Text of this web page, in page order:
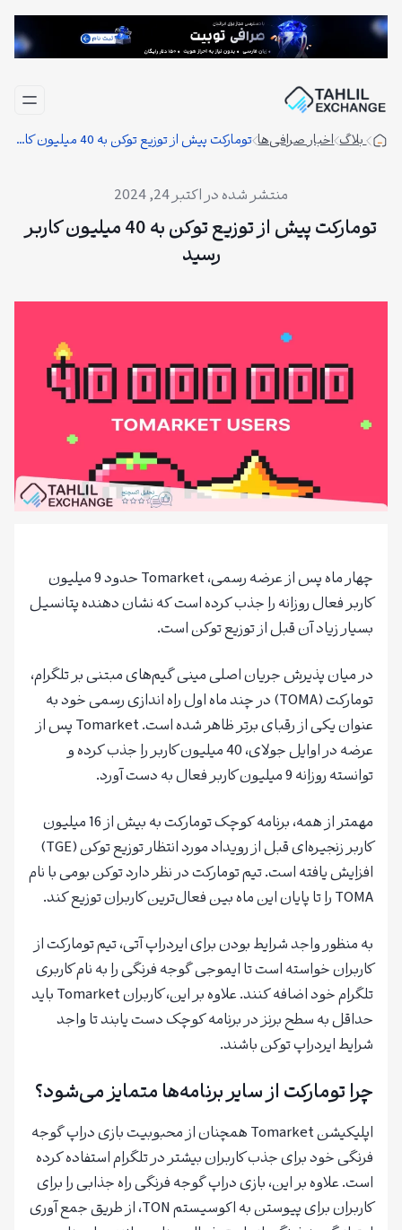
رفتن
بلاگ اخبار صرافی‌ها تومارکت پیش از توزیع توکن به 40 میلیون کاربر رسید
اکتبر 24, 2024
تومارکت پیش از توزیع توکن به 40 میلیون کاربر
رسید
چهار ماه پس از عرضه رسمی، Tomarket حدود 9 میلیون
کاربر فعال روزانه را جذب کرده است که نشان دهنده پتانسیل
بسیار زیاد آن قبل از توزیع توکن است.
در میان پذیرش جریان اصلی مینی گیم‌های مبتنی بر تلگرام،
تومارکت (TOMA) در چند ماه اول راه اندازی رسمی خود به
عنوان یکی از رقبای برتر ظاهر شده است. Tomarket پس از
عرضه در اوایل جولای، 40 میلیون کاربر را جذب کرده و
توانسته روزانه 9 میلیون کاربر فعال به دست آورد.
مهمتر از همه، برنامه کوچک تومارکت به بیش از 16 میلیون
کاربر زنجیره‌ای قبل از رویداد مورد انتظار توزیع توکن (TGE)
افزایش یافته است. تیم تومارکت در نظر دارد توکن بومی با نام
TOMA را تا پایان این ماه بین فعال‌ترین کاربران توزیع کند.
به منظور واجد شرایط بودن برای ایردراپ آتی، تیم تومارکت از
کاربران خواسته است تا ایموجی گوجه فرنگی را به نام کاربری
تلگرام خود اضافه کنند. علاوه بر این، کاربران Tomarket باید
حداقل به سطح برنز در برنامه کوچک دست یابند تا واجد
شرایط ایردراپ توکن باشند.
چرا تومارکت از سایر برنامه‌ها متمایز می‌شود؟
اپلیکیشن Tomarket همچنان از محبوبیت بازی دراپ گوجه
فرنگی خود برای جذب کاربران بیشتر در تلگرام استفاده کرده
است. علاوه بر این، بازی دراپ گوجه فرنگی راه جذابی را برای
کاربران برای پیوستن به اکوسیستم TON، از طریق جمع آوری